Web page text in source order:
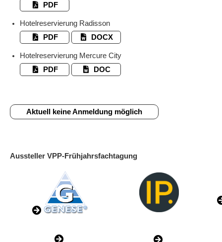
PDF
Hotelreservierung Radisson
PDF
DOCX
Hotelreservierung Mercure City
PDF
DOC
Aktuell keine Anmeldung möglich
Aussteller VPP-Frühjahrsfachtagung